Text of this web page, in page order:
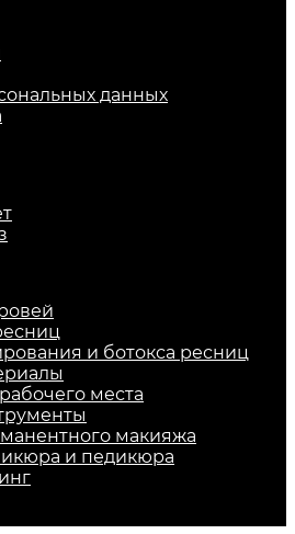
данных
и ботокса ресниц
места
макияжа
и педикюра